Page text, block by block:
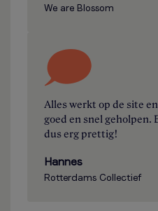
We are Blossom
Alles werkt op de site
goed en snel geholpen.
dus erg prettig!
Hannes
Rotterdams Collectief